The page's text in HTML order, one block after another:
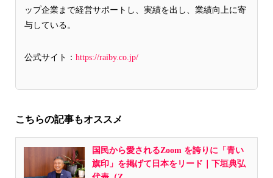
ップ企業まで経営サポートし、実績を出し、業績向上に寄
与している。
公式サイト： https://raiby.co.jp/
こちらの記事もオススメ
国民から愛されるZoom を誇りに「青い
旗印」を掲げて日本をリード｜下垣典弘